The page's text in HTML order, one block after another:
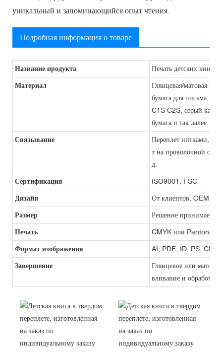
уникальный и запоминающийся опыт чтения.
Подробная информация о товаре
Название продукта Печать детских книг
Материал
Глянцевая/матовая
бумага для письма,
C1S C2S, серый
бумага и так далее.
Связывание
Переплет нитками,
т на проволочной
д.
Сертификация ISO9001, FSC
Дизайн От клиентов, OEM-
Размер Решение принимается
Печать CMYK или Pantone
Формат изображения AI, PDF, ID, PS, CDR
Завершение
Глянцевое или
вливание и обработка